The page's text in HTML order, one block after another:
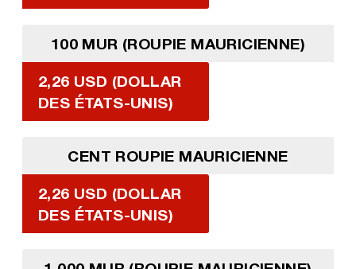
100 MUR (ROUPIE MAURICIENNE)
2,26 USD (DOLLAR
DES ÉTATS-UNIS)
CENT ROUPIE MAURICIENNE
2,26 USD (DOLLAR
DES ÉTATS-UNIS)